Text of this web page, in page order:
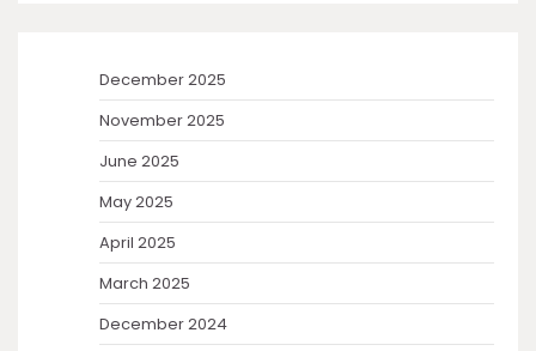
December 2025
November 2025
June 2025
May 2025
April 2025
March 2025
December 2024